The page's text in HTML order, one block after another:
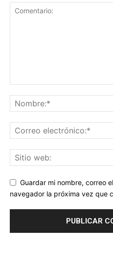
Guardar mi nombre, correo
navegador la próxima vez que